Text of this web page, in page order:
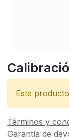
Este
Términos y
Garantía de